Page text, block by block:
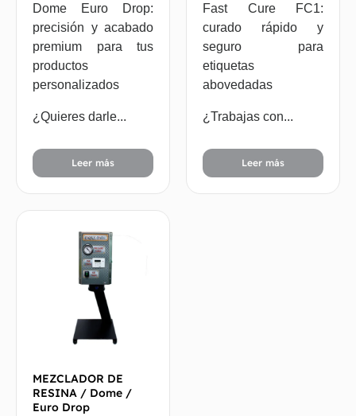
Dome Euro Drop:
precisión y acabado
premium para tus
productos
personalizados
¿Quieres darle...
Leer más
Fast Cure FC1:
curado rápido y
seguro para
etiquetas
abovedadas
¿Trabajas con...
Leer más
MEZCLADOR DE
RESINA / Dome /
Euro Drop